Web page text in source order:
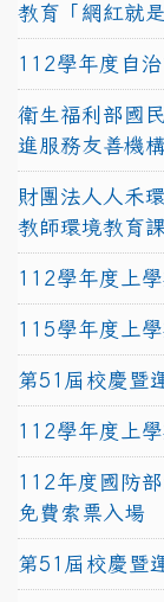
教育「網紅就
112學年度自
衛生福利部國
進服務友善機構
財團法人人禾
教師環境教育
112學年度上
115學年度上
第51屆校慶暨
112學年度上
112年度國防
免費索票入場
第51屆校慶暨